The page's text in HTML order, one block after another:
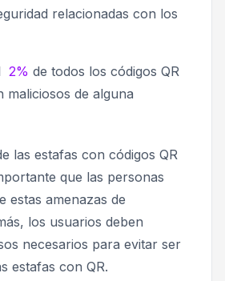
relacionadas con los
2% de todos los códigos QR
maliciosos de alguna
las estafas con códigos QR
que las personas
estas amenazas de
los usuarios deben
necesarios para evitar ser
estafas con QR.